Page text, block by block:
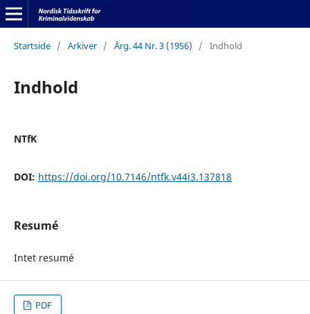
Startside / Arkiver / Årg. 44 Nr. 3 (1956) / Indhold
Indhold
NTfK
DOI: https://doi.org/10.7146/ntfk.v44i3.137818
Resumé
Intet resumé
PDF